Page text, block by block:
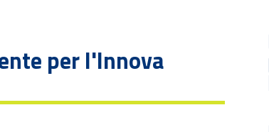
per l'Innova